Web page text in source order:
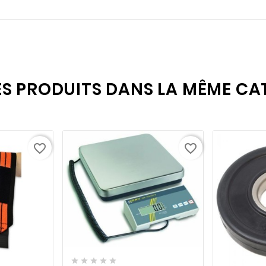
PRODUITS DANS LA MÊME
favorite_border
 favorite_border 
    
favorite_border